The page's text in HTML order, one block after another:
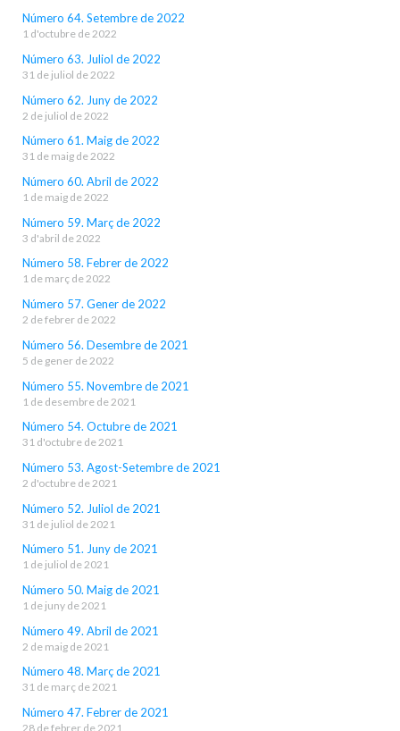
Número 64. Setembre de 2022
1 d'octubre de 2022
Número 63. Juliol de 2022
31 de juliol de 2022
Número 62. Juny de 2022
2 de juliol de 2022
Número 61. Maig de 2022
31 de maig de 2022
Número 60. Abril de 2022
1 de maig de 2022
Número 59. Març de 2022
3 d'abril de 2022
Número 58. Febrer de 2022
1 de març de 2022
Número 57. Gener de 2022
2 de febrer de 2022
Número 56. Desembre de 2021
5 de gener de 2022
Número 55. Novembre de 2021
1 de desembre de 2021
Número 54. Octubre de 2021
31 d'octubre de 2021
Número 53. Agost-Setembre de 2021
2 d'octubre de 2021
Número 52. Juliol de 2021
31 de juliol de 2021
Número 51. Juny de 2021
1 de juliol de 2021
Número 50. Maig de 2021
1 de juny de 2021
Número 49. Abril de 2021
2 de maig de 2021
Número 48. Març de 2021
31 de març de 2021
Número 47. Febrer de 2021
28 de febrer de 2021